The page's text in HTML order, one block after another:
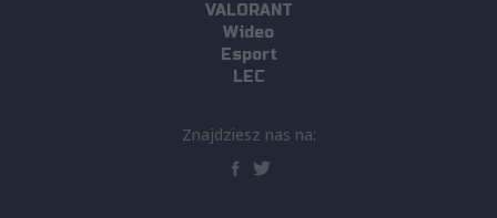
VALORANT
Wideo
Esport
LEC
Znajdziesz nas na: